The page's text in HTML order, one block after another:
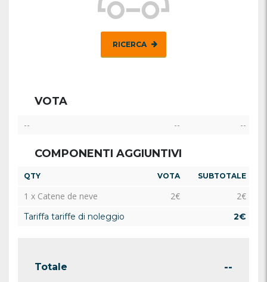
RICERCA
VOTA
-- -- --
COMPONENTI AGGIUNTIVI
QTY VOTA SUBTOTALE
1 x Catene de neve 2€ 2€
Tariffa tariffe di noleggio 2€
Totale --